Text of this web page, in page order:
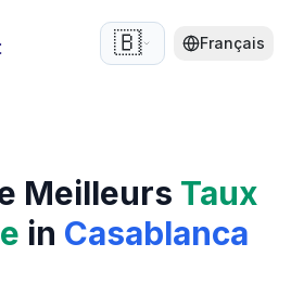
🇧🇪 Français
Meilleurs Taux
in Casablanca